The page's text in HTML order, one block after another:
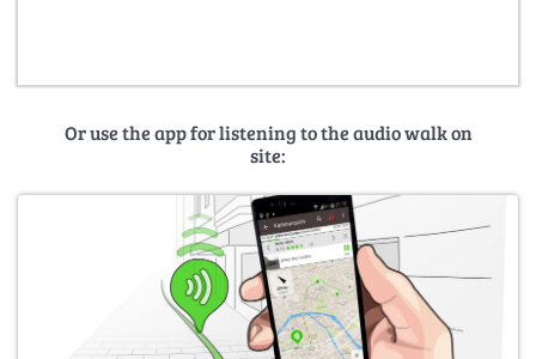
La capella de Santa Àgata by Enfo (CC BY-SA 3.0)
Or use the app for listening to the audio walk on
site: